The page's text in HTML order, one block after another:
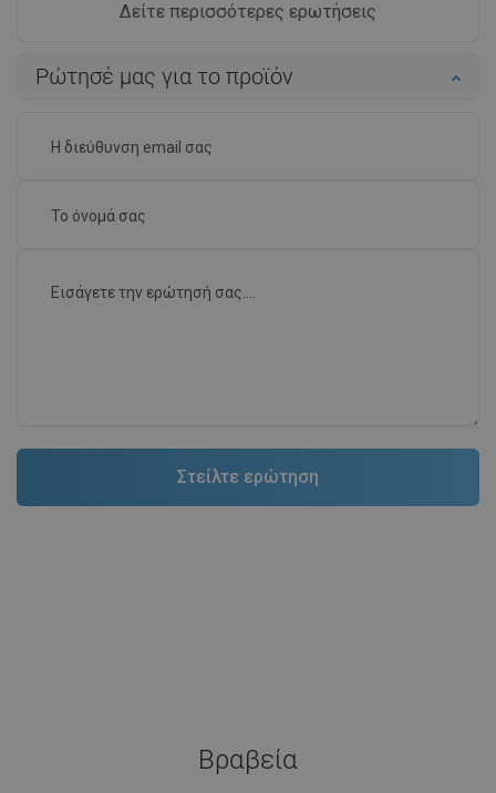
Δείτε περισσότερες ερωτήσεις
Ρώτησέ μας για το προϊόν
Βραβεία